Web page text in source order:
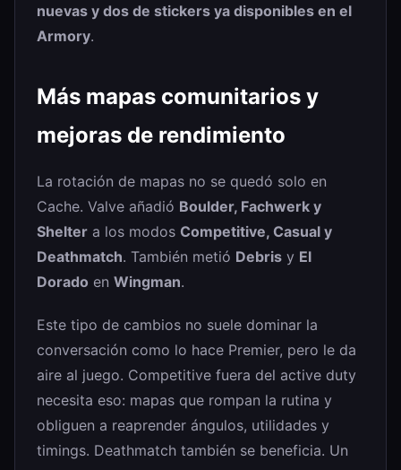
nuevas y dos de stickers ya disponibles en el
Armory.
Más mapas comunitarios y
mejoras de rendimiento
La rotación de mapas no se quedó solo en
Cache. Valve añadió Boulder, Fachwerk y
Shelter a los modos Competitive, Casual y
Deathmatch. También metió Debris y El
Dorado en Wingman.
Este tipo de cambios no suele dominar la
conversación como lo hace Premier, pero le da
aire al juego. Competitive fuera del active duty
necesita eso: mapas que rompan la rutina y
obliguen a reaprender ángulos, utilidades y
timings. Deathmatch también se beneficia. Un